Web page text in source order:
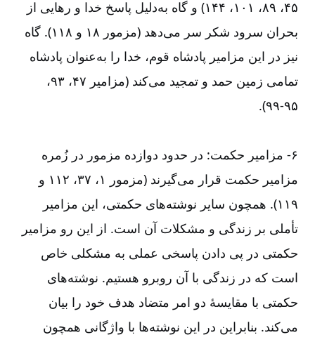
۴۵، ۸۹، ۱۰۱، ۱۴۴) و گاه به‌‌دلیل پاسخ خدا و رهایی از
بحران سرود شکر سر می‌‌دهد (مزمور ۱۸ و ۱۱۸). گاه
نیز در این مزامیر پادشاه قوم، خدا را به‌‌عنوان پادشاه
تمامی زمین حمد و تمجید می‌‌کند (مزامیر ۴۷، ۹۳،
۹۵-‏‏‏‏‏۹۹).
۶-‏‏‏‏‏ مزامیر حکمت: در حدود دوازده مزمور در زُمره
مزامیر حکمت قرار می‌‌گیرند (مزمور ۱، ۳۷، ۱۱۲ و
۱۱۹). همچون سایر نوشته‌‌های حکمتی، این مزامیر
تأملی بر زندگی و مشکلات آن است. از این رو مزامیر
حکمتی در پی دادن پاسخی عملی به مشکلی خاص
است که در زندگی با آن روبرو هستیم. نوشته‌‌های
حکمتی با مقایسۀ دو امر متضاد هدف خود را بیان
می‌‌کند. بنابراین در این نوشته‌‌ها با واژگانی همچون